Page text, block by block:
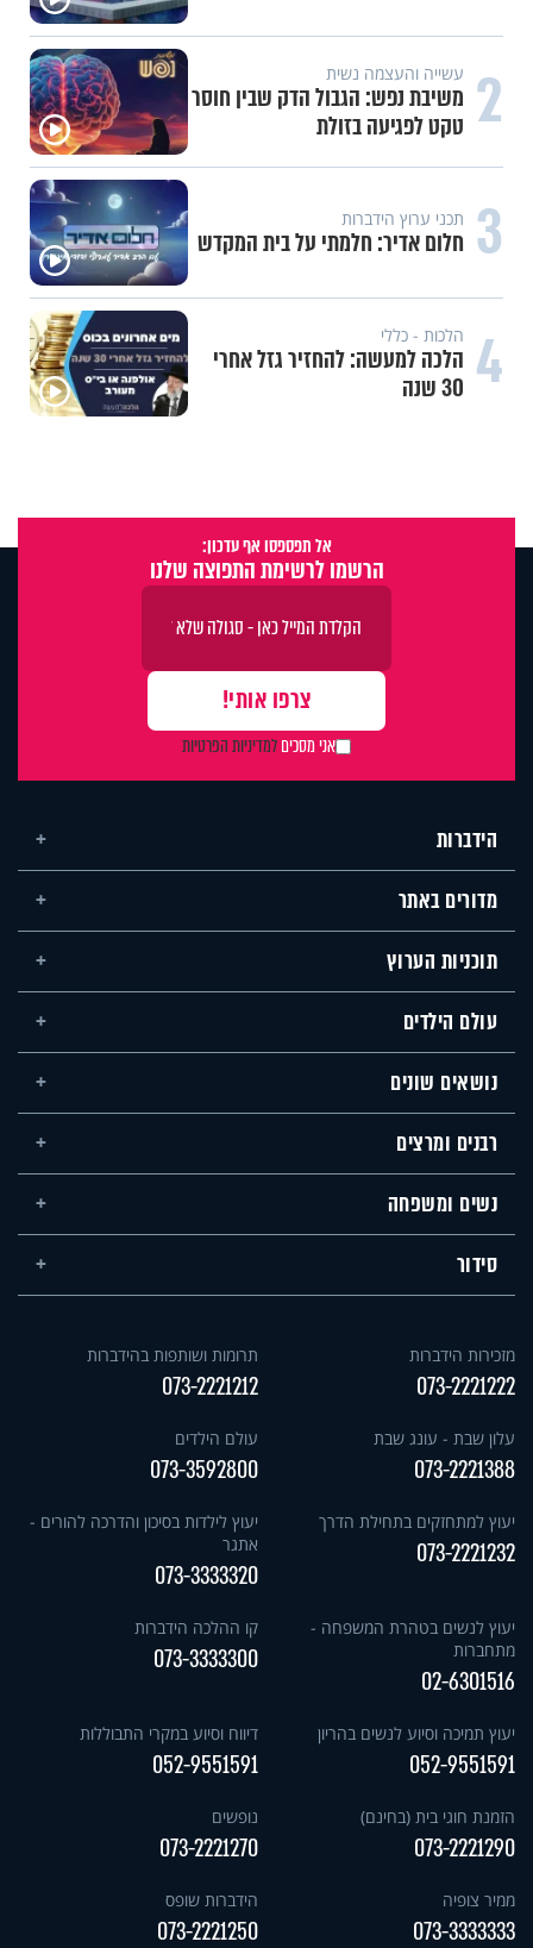
2 עשייה והעצמה נשית
משיבת נפש: הגבול הדק שבין חוסר
טקט לפגיעה בזולת
3 תכני ערוץ הידברות
חלום אדיר: חלמתי על בית המקדש
4 הלכות - כללי
הלכה למעשה: להחזיר גזל אחרי
30 שנה
אל תפספסו אף עדכון:
הרשמו לרשימת התפוצה שלנו
אני מסכיםלמדיניות הפרטיות
הידברות
מדורים באתר
תוכניות הערוץ
עולם הילדים
נושאים שונים
רבנים ומרצים
נשים ומשפחה
סידור
מזכירות הידברות
073-2221222
תרומות ושותפות בהידברות
073-2221212
עלון שבת - עונג שבת
073-2221388
עולם הילדים
073-3592800
יעוץ למתחזקים בתחילת הדרך
073-2221232
יעוץ לילדות בסיכון והדרכה להורים -
אתגר
073-3333320
יעוץ לנשים בטהרת המשפחה -
מתחברות
02-6301516
קו ההלכה הידברות
073-3333300
יעוץ תמיכה וסיוע לנשים בהריון
052-9551591
דיווח וסיוע במקרי התבוללות
052-9551591
הזמנת חוגי בית (בחינם)
073-2221290
נופשים
073-2221270
ממיר צופיה
073-3333333
הידברות שופס
073-2221250